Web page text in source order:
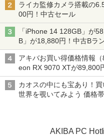
ライカ監修カメラ搭載の
00円！中古セール
「iPhone 14 128GB」が
B」が18,880円！中古Bラ
アキバお買い得価格情報
eon RX 9070 XTが89,800
ニターが9,801円、暑さ指
カオスの中にも宝あり！
世界を覗いてみよう 価格
AKIBA PC